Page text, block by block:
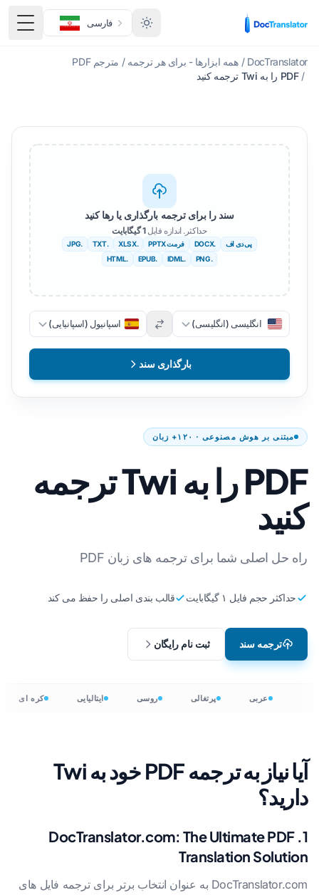
فارسی
منوی
DocTranslator
/ همه ابزارها - برای هر ترجمه / مترجم PDF
/ PDF را به Twi ترجمه کنید
مبتنی بر هوش مصنوعی · ۱۲۰+ زبان
PDF را به Twi ترجمه
کنید
راه حل اصلی شما برای ترجمه های زبان PDF
حداکثر حجم فایل ۱ گیگابایت قالب بندی اصلی را حفظ می کند
ترجمه سند ثبت نام رایگان
سند را برای ترجمه بارگذاری یا رها کنید
حداکثر. اندازه فایل1 گیگابایت
پی دی اف .DOCX فرمت PPTX .XLSX
.TXT
.JPG
.PNG
.IDML
.EPUB
.HTML
انگلیسی (انگلیسی) اسپانیول (اسپانیایی)
بارگذاری سند
عربی پرتغالی روسی ایتالیایی کره ای
آیا نیاز به ترجمه PDF خود به Twi
دارید؟
1. DocTranslator.com: The Ultimate PDF
Translation Solution
DocTranslator.com به عنوان انتخاب برتر برای ترجمه فایل های